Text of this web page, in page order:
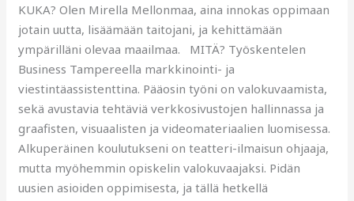
KUKA? Olen Mirella Mellonmaa, aina innokas oppimaan
jotain uutta, lisäämään taitojani, ja kehittämään
ympärilläni olevaa maailmaa. MITÄ? Työskentelen
Business Tampereella markkinointi- ja
viestintäassistenttina. Pääosin työni on valokuvaamista,
sekä avustavia tehtäviä verkkosivustojen hallinnassa ja
graafisten, visuaalisten ja videomateriaalien luomisessa.
Alkuperäinen koulutukseni on teatteri-ilmaisun ohjaaja,
mutta myöhemmin opiskelin valokuvaajaksi. Pidän
uusien asioiden oppimisesta, ja tällä hetkellä